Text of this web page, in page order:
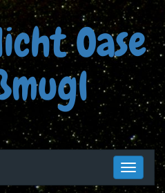
Oase
Toggle